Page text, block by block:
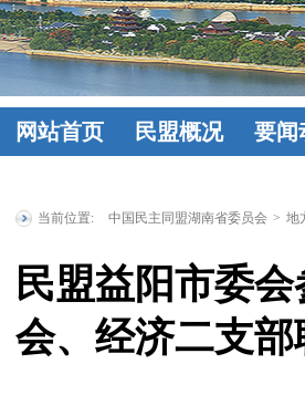
网站首页
民盟概况
盟章程 领导
人简介
历届
省委委员 历
届人大代表
要闻
战要
当前位置: 中国民主同盟湖南省委员会 > 地
民盟益阳市委
会、经济二支